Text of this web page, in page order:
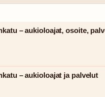
– aukioloajat, osoite,
– aukioloajat ja palvelut